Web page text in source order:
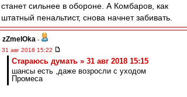
станет сильнее в обороне. А Комбаров, как
штатный пенальтист, снова начнет забивать.
zZmeIOka -
31 авг 2018 15:22
Стараюсь думать » 31 авг 2018 15:15
шансы есть ,даже возросли с уходом
Промеса